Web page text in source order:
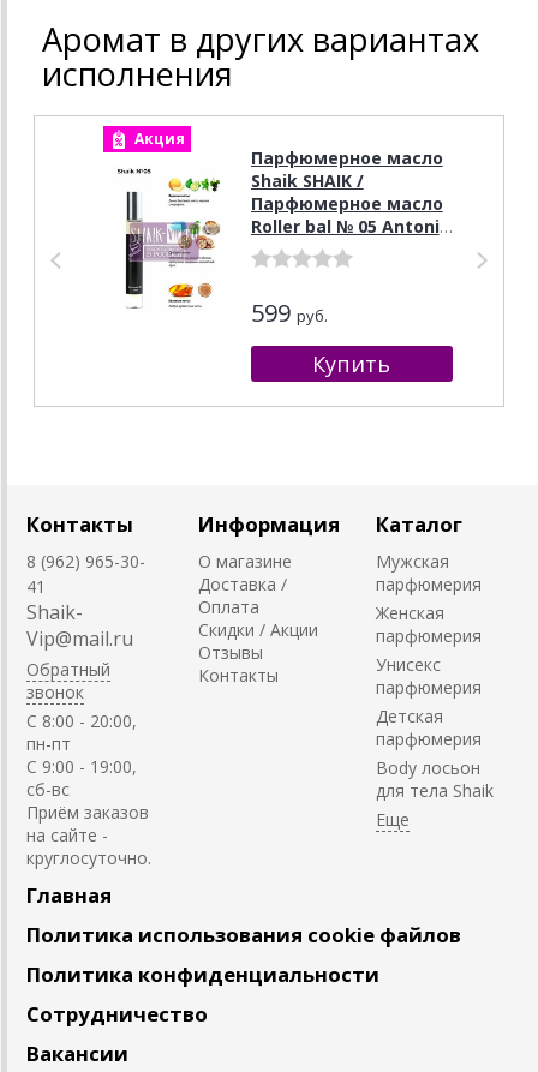
Аромат в других вариантах
исполнения
Акция
Парфюмерное масло
Shaik SHAIK /
Парфюмерное масло
Roller bal № 05 Antonio
Banderas Blue
Seduction for Men, 10
599 руб.
Контакты
8 (962) 965-30-
41
Shaik-
Vip@mail.ru
Обратный
звонок
C 8:00 - 20:00,
пн-пт
С 9:00 - 19:00,
сб-вс
Приём заказов
на сайте -
круглосуточно.
Информация
О магазине
Доставка /
Оплата
Скидки / Акции
Отзывы
Контакты
Каталог
Мужская
парфюмерия
Женская
парфюмерия
Унисекс
парфюмерия
Детская
парфюмерия
Body лосьон
для тела Shaik
Главная
Политика использования cookie файлов
Политика конфиденциальности
Сотрудничество
Вакансии